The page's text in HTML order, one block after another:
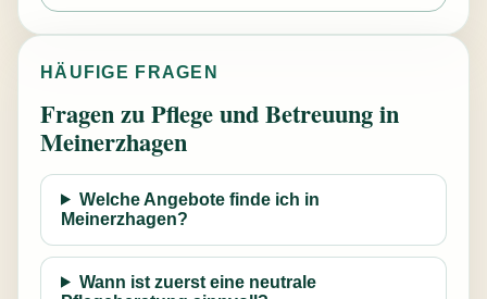
HÄUFIGE FRAGEN
Fragen zu Pflege und Betreuung in
Meinerzhagen
Welche Angebote finde ich in
Meinerzhagen?
Wann ist zuerst eine neutrale